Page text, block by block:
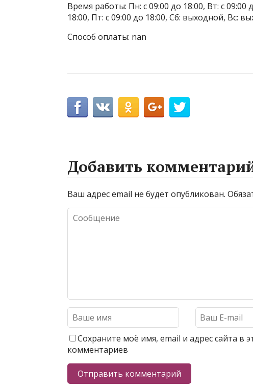
Время работы: Пн: с 09:00 до 18:00, Вт: с 09:00
18:00, Пт: с 09:00 до 18:00, Сб: выходной, Вс:
Способ оплаты: nan
Добавить
Ваш адрес email не будет опубликован.
Сохраните моё имя, email и адрес сайта в
комментариев